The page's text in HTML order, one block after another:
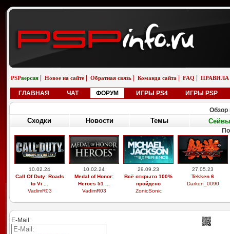
PSPверсия Новое на сайте Обратная связь Команда сайта FAQ ПРАВИЛА
ГЛАВНАЯ ЧАТ ФОРУМ ИГРЫ PS4 ИГРЫ PSP
Обзор
Сходки Новости Темы Сейвы
10.02.24
Call Of Duty: Roads
to Vi ...
VadimR03
10.02.24
Medal of Honor:
Heroes 51 ...
VadimR03
29.09.23
Всё открыто 100%
пройдено
ZonicSonic
27.05.23
Tekken 6
Darken_0090
E-Mail: